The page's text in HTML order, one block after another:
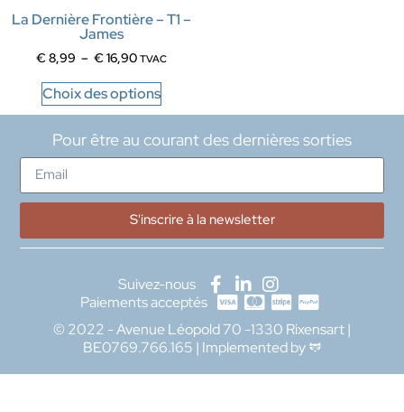
La Dernière Frontière – T1 –
James
€8,99 – €16,90 TVAC
Choix des options
Pour être au courant des dernières sorties
S'inscrire à la newsletter
Suivez-nous
Paiements acceptés
© 2022 - Avenue Léopold 70 -1330 Rixensart |
BE0769.766.165 | Implemented by